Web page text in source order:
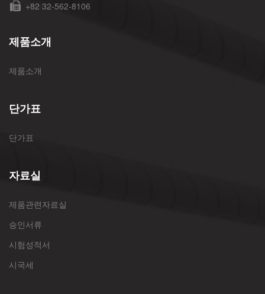
+82 32-562-8106
제품소개
제품소개
단가표
단가표
자료실
제품관련자료실
승인서류
시험성적서
시국세